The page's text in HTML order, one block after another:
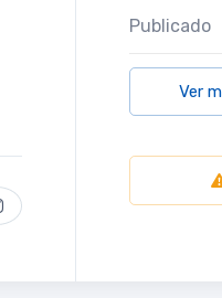
Publicado
Ver